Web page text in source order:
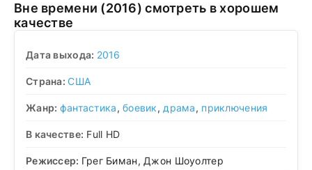
Вне времени (2016) смотреть в хорошем
качестве
Дата выхода: 2016
Страна:США
Жанр: фантастика,боевик, драма, приключения
В качестве: Full HD
Режиссер: Грег Биман, Джон Шоуолтер